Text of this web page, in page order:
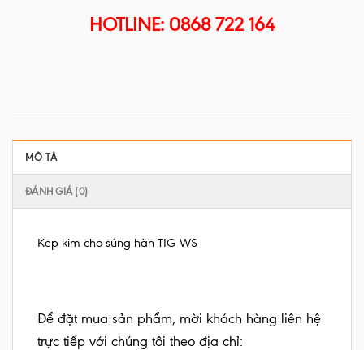
HOTLINE: 0868 722 164
MÔ TẢ
ĐÁNH GIÁ (0)
Kẹp kim cho súng hàn TIG WS
Để đặt mua sản phẩm, mời khách hàng liên hệ
trực tiếp với chúng tôi theo địa chỉ: